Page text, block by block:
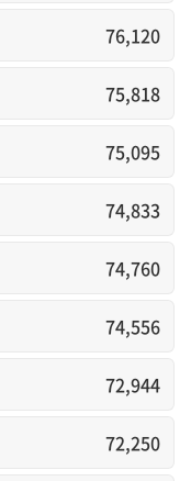
76,120
75,818
75,095
74,833
74,760
74,556
72,944
72,250